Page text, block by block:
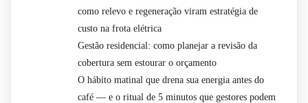
como relevo e regeneração viram estratégia de
custo na frota elétrica
Gestão residencial: como planejar a revisão da
cobertura sem estourar o orçamento
O hábito matinal que drena sua energia antes do
café — e o ritual de 5 minutos que gestores podem